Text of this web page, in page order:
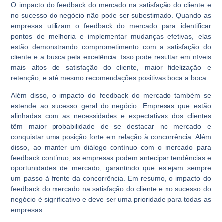
O impacto do feedback do mercado na satisfação do cliente e
no sucesso do negócio não pode ser subestimado. Quando as
empresas utilizam o feedback do mercado para identificar
pontos de melhoria e implementar mudanças efetivas, elas
estão demonstrando comprometimento com a satisfação do
cliente e a busca pela excelência. Isso pode resultar em níveis
mais altos de satisfação do cliente, maior fidelização e
retenção, e até mesmo recomendações positivas boca a boca.
Além disso, o impacto do feedback do mercado também se
estende ao sucesso geral do negócio. Empresas que estão
alinhadas com as necessidades e expectativas dos clientes
têm maior probabilidade de se destacar no mercado e
conquistar uma posição forte em relação à concorrência. Além
disso, ao manter um diálogo contínuo com o mercado para
feedback contínuo, as empresas podem antecipar tendências e
oportunidades de mercado, garantindo que estejam sempre
um passo à frente da concorrência. Em resumo, o impacto do
feedback do mercado na satisfação do cliente e no sucesso do
negócio é significativo e deve ser uma prioridade para todas as
empresas.